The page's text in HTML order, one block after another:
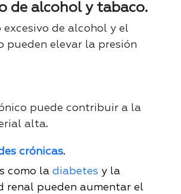
de alcohol y tabaco.
excesivo de alcohol y el
pueden elevar la presión
puede contribuir a la
alta.
crónicas.
como la diabetes y la
renal pueden aumentar el